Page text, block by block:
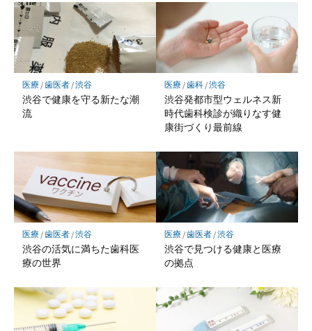
医療/歯医者/渋谷
渋谷で健康を守る新たな潮
流
医療/歯科/渋谷
渋谷発都市型ウェルネス新
時代歯科検診が織りなす健
康街づくり最前線
医療/歯医者/渋谷
渋谷の活気に満ちた歯科医
療の世界
医療/歯医者/渋谷
渋谷で見つける健康と医療
の拠点